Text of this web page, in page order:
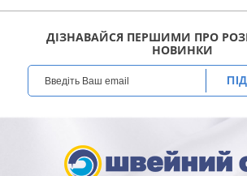
ДІЗНАВАЙСЯ ПЕРШИМИ ПРО
НОВИНКИ